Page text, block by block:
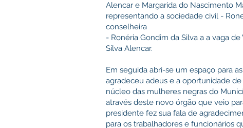
Alencar e Margarida do Nascimento
representando a sociedade civil -
conselheira
- Ronéria Gondim da Silva a a vaga
Silva Alencar.
Em seguida abri-se um espaço para
agradeceu adeus e a oportunidade
núcleo das mulheres negras do
através deste novo órgão que veio
presidente fez sua fala de
para os trabalhadores e funcionários